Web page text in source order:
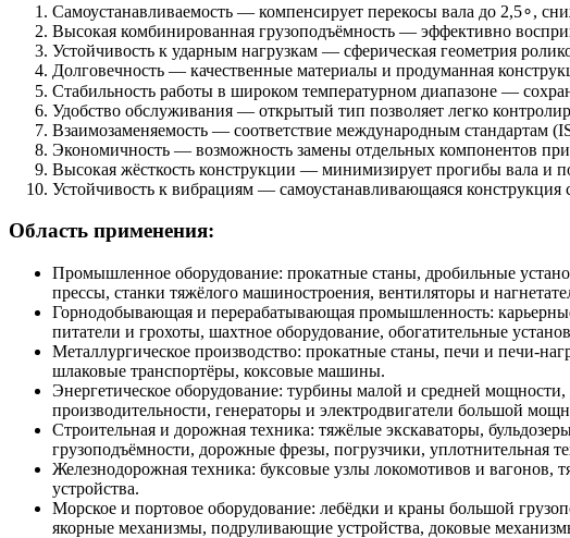
Самоустанавливаемость — компенсирует перекосы вала до 2,5∘,
Высокая комбинированная грузоподъёмность — эффективно
Устойчивость к ударным нагрузкам — сферическая геометрия
Долговечность — качественные материалы и продуманная
Стабильность работы в широком температурном диапазоне —
Удобство обслуживания — открытый тип позволяет легко
Взаимозаменяемость — соответствие международным стандартам
Экономичность — возможность замены отдельных компонентов
Высокая жёсткость конструкции — минимизирует прогибы вала и
Устойчивость к вибрациям — самоустанавливающаяся конструкция
Область применения:
Промышленное оборудование: прокатные станы, дробильные
прессы, станки тяжёлого машиностроения, вентиляторы и
Горнодобывающая и перерабатывающая промышленность:
питатели и грохоты, шахтное оборудование, обогатительные
Металлургическое производство: прокатные станы, печи и
шлаковые транспортёры, коксовые машины.
Энергетическое оборудование: турбины малой и средней
производительности, генераторы и электродвигатели большой
Строительная и дорожная техника: тяжёлые экскаваторы,
грузоподъёмности, дорожные фрезы, погрузчики, уплотнительная
Железнодорожная техника: буксовые узлы локомотивов и
устройства.
Морское и портовое оборудование: лебёдки и краны большой
якорные механизмы, подруливающие устройства, доковые